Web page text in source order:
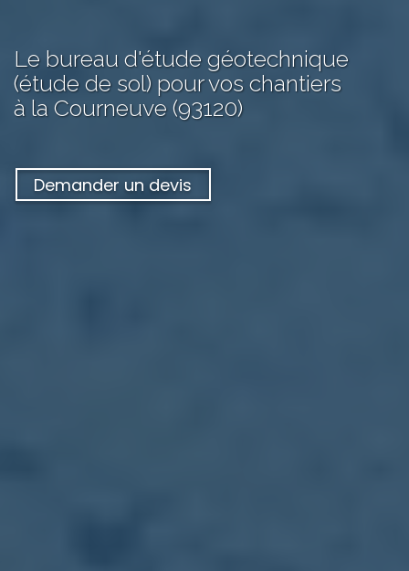
Le bureau d'étude géotechnique
(étude de sol) pour vos chantiers
à la Courneuve (93120)
Demander un devis